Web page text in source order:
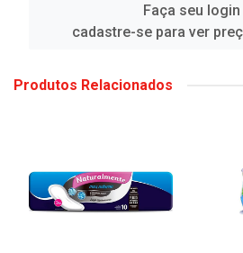
Faça seu login
cadastre-se para ver
Produtos Relacionados